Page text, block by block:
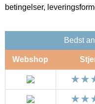
betingelser,
Bedst
Webshop